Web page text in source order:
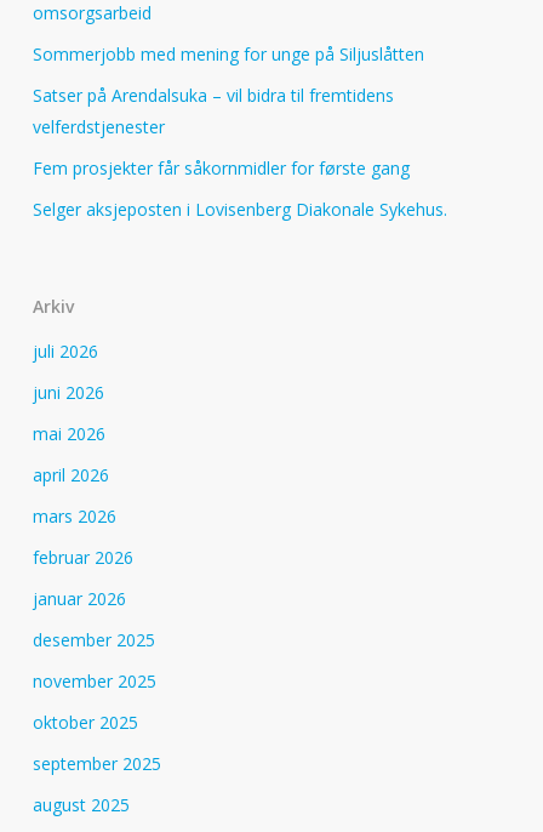
omsorgsarbeid
Sommerjobb med mening for unge på Siljuslåtten
Satser på Arendalsuka – vil bidra til fremtidens
velferdstjenester
Fem prosjekter får såkornmidler for første gang
Selger aksjeposten i Lovisenberg Diakonale Sykehus.
Arkiv
juli 2026
juni 2026
mai 2026
april 2026
mars 2026
februar 2026
januar 2026
desember 2025
november 2025
oktober 2025
september 2025
august 2025